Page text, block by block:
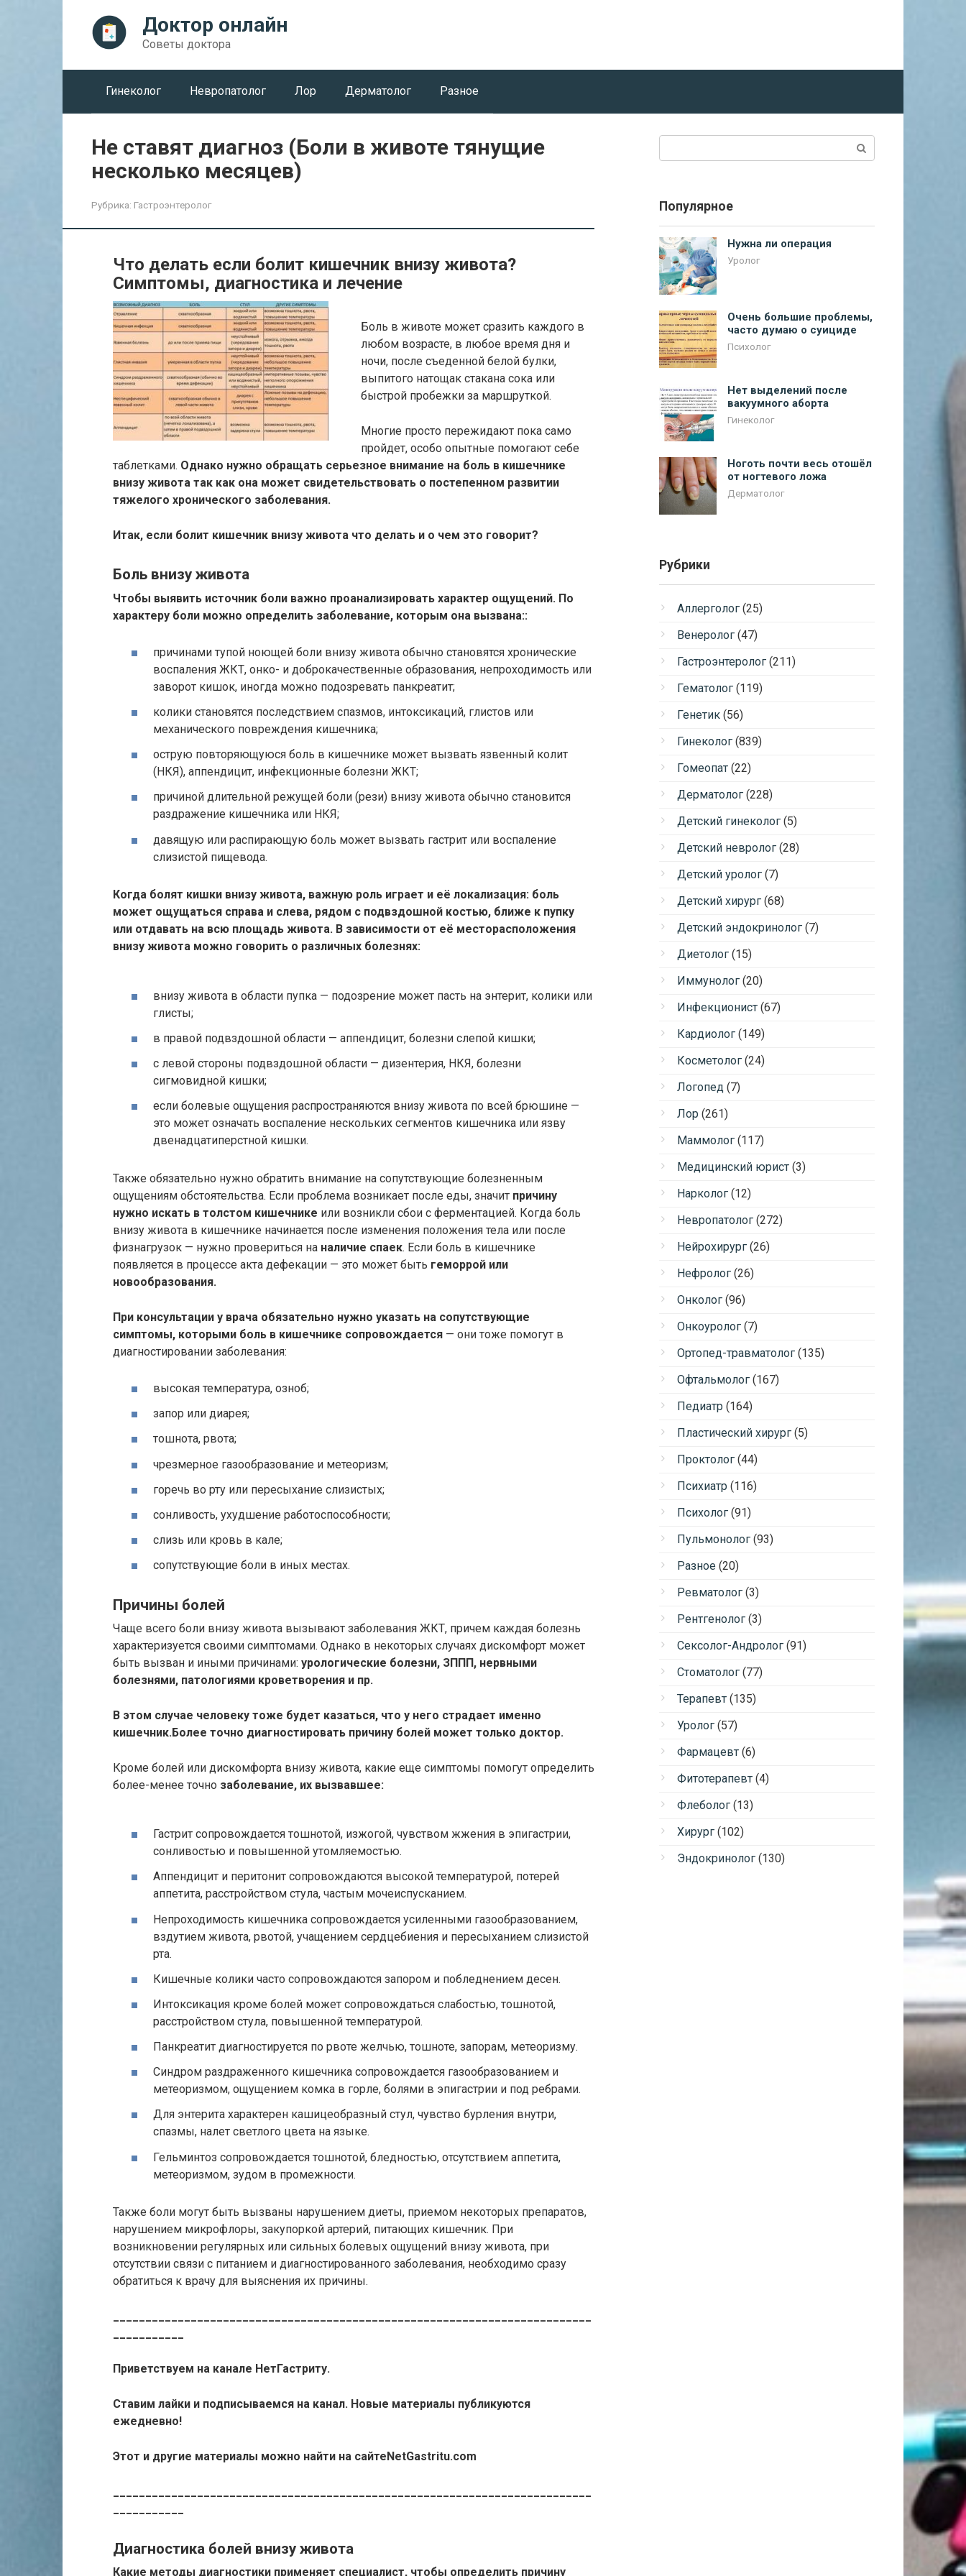
Доктор онлайн
Советы доктора
Гинеколог Невропатолог Лор Дерматолог Разное
Не ставят диагноз (Боли в животе тянущие
несколько месяцев)
Рубрика: Гастроэнтеролог
Что делать если болит кишечник внизу живота?
Симптомы, диагностика и лечение
Боль в животе может сразить каждого в
любом возрасте, в любое время дня и
ночи, после съеденной белой булки,
выпитого натощак стакана сока или
быстрой пробежки за маршруткой.
Многие просто пережидают пока само
пройдет, особо опытные помогают себе
таблетками. Однако нужно обращать серьезное внимание на боль в кишечнике
внизу живота так как она может свидетельствовать о постепенном развитии
тяжелого хронического заболевания.
Итак, если болит кишечник внизу живота что делать и о чем это говорит?
Боль внизу живота
Чтобы выявить источник боли важно проанализировать характер ощущений. По
характеру боли можно определить заболевание, которым она вызвана::
причинами тупой ноющей боли внизу живота обычно становятся хронические
воспаления ЖКТ, онко- и доброкачественные образования, непроходимость или
заворот кишок, иногда можно подозревать панкреатит;
колики становятся последствием спазмов, интоксикаций, глистов или
механического повреждения кишечника;
острую повторяющуюся боль в кишечнике может вызвать язвенный колит
(НКЯ), аппендицит, инфекционные болезни ЖКТ;
причиной длительной режущей боли (рези) внизу живота обычно становится
раздражение кишечника или НКЯ;
давящую или распирающую боль может вызвать гастрит или воспаление
слизистой пищевода.
Когда болят кишки внизу живота, важную роль играет и её локализация: боль
может ощущаться справа и слева, рядом с подвздошной костью, ближе к пупку
или отдавать на всю площадь живота. В зависимости от её месторасположения
внизу живота можно говорить о различных болезнях:
внизу живота в области пупка — подозрение может пасть на энтерит, колики или
глисты;
в правой подвздошной области — аппендицит, болезни слепой кишки;
с левой стороны подвздошной области — дизентерия, НКЯ, болезни
сигмовидной кишки;
если болевые ощущения распространяются внизу живота по всей брюшине —
это может означать воспаление нескольких сегментов кишечника или язву
двенадцатиперстной кишки.
Также обязательно нужно обратить внимание на сопутствующие болезненным
ощущениям обстоятельства. Если проблема возникает после еды, значит причину
нужно искать в толстом кишечнике или возникли сбои с ферментацией. Когда боль
внизу живота в кишечнике начинается после изменения положения тела или после
физнагрузок — нужно провериться на наличие спаек. Если боль в кишечнике
появляется в процессе акта дефекации — это может быть геморрой или
новообразования.
При консультации у врача обязательно нужно указать на сопутствующие
симптомы, которыми боль в кишечнике сопровождается — они тоже помогут в
диагностировании заболевания:
высокая температура, озноб;
запор или диарея;
тошнота, рвота;
чрезмерное газообразование и метеоризм;
горечь во рту или пересыхание слизистых;
сонливость, ухудшение работоспособности;
слизь или кровь в кале;
сопутствующие боли в иных местах.
Причины болей
Чаще всего боли внизу живота вызывают заболевания ЖКТ, причем каждая болезнь
характеризуется своими симптомами. Однако в некоторых случаях дискомфорт может
быть вызван и иными причинами: урологические болезни, ЗППП, нервными
болезнями, патологиями кроветворения и пр.
В этом случае человеку тоже будет казаться, что у него страдает именно
кишечник.Более точно диагностировать причину болей может только доктор.
Кроме болей или дискомфорта внизу живота, какие еще симптомы помогут определить
более-менее точно заболевание, их вызвавшее:
Гастрит сопровождается тошнотой, изжогой, чувством жжения в эпигастрии,
сонливостью и повышенной утомляемостью.
Аппендицит и перитонит сопровождаются высокой температурой, потерей
аппетита, расстройством стула, частым мочеиспусканием.
Непроходимость кишечника сопровождается усиленными газообразованием,
вздутием живота, рвотой, учащением сердцебиения и пересыханием слизистой
рта.
Кишечные колики часто сопровождаются запором и побледнением десен.
Интоксикация кроме болей может сопровождаться слабостью, тошнотой,
расстройством стула, повышенной температурой.
Панкреатит диагностируется по рвоте желчью, тошноте, запорам, метеоризму.
Синдром раздраженного кишечника сопровождается газообразованием и
метеоризмом, ощущением комка в горле, болями в эпигастрии и под ребрами.
Для энтерита характерен кашицеобразный стул, чувство бурления внутри,
спазмы, налет светлого цвета на языке.
Гельминтоз сопровождается тошнотой, бледностью, отсутствием аппетита,
метеоризмом, зудом в промежности.
Также боли могут быть вызваны нарушением диеты, приемом некоторых препаратов,
нарушением микрофлоры, закупоркой артерий, питающих кишечник. При
возникновении регулярных или сильных болевых ощущений внизу живота, при
отсутствии связи с питанием и диагностированного заболевания, необходимо сразу
обратиться к врачу для выяснения их причины.
Приветствуем на канале НетГастриту.
Ставим лайки и подписываемся на канал. Новые материалы публикуются
ежедневно!
Этот и другие материалы можно найти на сайте NetGastritu.com
Диагностика болей внизу живота
Какие методы диагностики применяет специалист, чтобы определить причину
Популярное
Нужна ли операция
Уролог
Очень большие проблемы,
часто думаю о суициде
Психолог
Нет выделений после
вакуумного аборта
Гинеколог
Ноготь почти весь отошёл
от ногтевого ложа
Дерматолог
Рубрики
Аллерголог (25)
Венеролог (47)
Гастроэнтеролог (211)
Гематолог (119)
Генетик (56)
Гинеколог (839)
Гомеопат (22)
Дерматолог (228)
Детский гинеколог (5)
Детский невролог (28)
Детский уролог (7)
Детский хирург (68)
Детский эндокринолог (7)
Диетолог (15)
Иммунолог (20)
Инфекционист (67)
Кардиолог (149)
Косметолог (24)
Логопед (7)
Лор (261)
Маммолог (117)
Медицинский юрист (3)
Нарколог (12)
Невропатолог (272)
Нейрохирург (26)
Нефролог (26)
Онколог (96)
Онкоуролог (7)
Ортопед-травматолог (135)
Офтальмолог (167)
Педиатр (164)
Пластический хирург (5)
Проктолог (44)
Психиатр (116)
Психолог (91)
Пульмонолог (93)
Разное (20)
Ревматолог (3)
Рентгенолог (3)
Сексолог-Андролог (91)
Стоматолог (77)
Терапевт (135)
Уролог (57)
Фармацевт (6)
Фитотерапевт (4)
Флеболог (13)
Хирург (102)
Эндокринолог (130)